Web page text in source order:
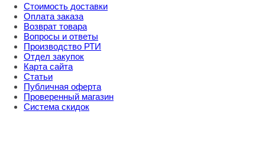
Стоимость доставки
Оплата заказа
Возврат товара
Вопросы и ответы
Производство РТИ
Отдел закупок
Карта сайта
Статьи
Публичная оферта
Проверенный магазин
Система скидок